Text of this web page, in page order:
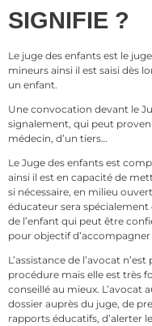
SIGNIFIE ?
Le juge des enfants est le
mineurs ainsi il est saisi dès
un enfant.
Une convocation devant le
signalement, qui peut
médecin, d’un tiers…
Le Juge des enfants est
ainsi il est en capacité de
si nécessaire, en milieu
éducateur sera
de l’enfant qui peut être
pour objectif
L’assistance de l’avocat
procédure mais elle est très
conseillé au mieux. L’avocat
dossier auprès du juge, de
rapports éducatifs, d’alerter